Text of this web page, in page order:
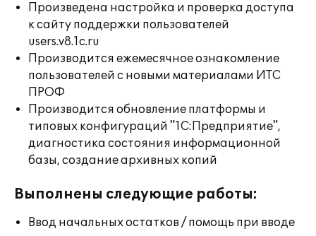
Произведена настройка и проверка доступа
к сайту поддержки пользователей
users.v8.1c.ru
Производится ежемесячное ознакомление
пользователей с новыми материалами ИТС
ПРОФ
Производится обновление платформы и
типовых конфигураций "1С:Предприятие",
диагностика состояния информационной
базы, создание архивных копий
Выполнены следующие работы:
Ввод начальных остатков / помощь при вводе